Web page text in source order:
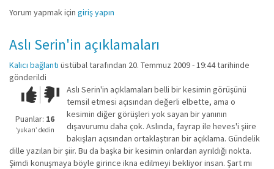
Yorum yapmak için giriş yapın
Aslı Serin'in açıklamaları
Kalıcı bağlantı üstübaltarafından 20. Temmuz 2009 - 19:44 tarihinde
gönderildi
Çok iyi!O
kadar
iyi
değil!
Puanlar: 16
‘yukarı’ dedin
Aslı Serin'in açıklamaları belli bir kesimin görüşünü
temsil etmesi açısından değerli elbette, ama o
kesimin diğer görüşleri yok sayan bir yanının
dışavurumu daha çok. Aslında, fayrap ile heves'i şiire
bakışları açısından ortaklaştıran bir açıklama. Gündelik
dille yazılan bir şiir. Bu da başka bir kesimin onlardan ayrıldığı nokta.
Şimdi konuşmaya böyle girince ikna edilmeyi bekliyor insan. Şart mı